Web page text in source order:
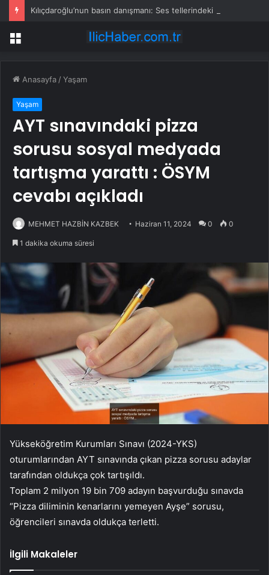
Menü
Anasayfa /Yaşam
Yaşam
AYT sınavındaki pizza
sorusu sosyal medyada
tartışma yarattı : ÖSYM
cevabı açıkladı
MEHMET HAZBİN KAZBEK Haziran 11, 2024 0 0
1 dakika okuma süresi
Yükseköğretim Kurumları Sınavı (2024-YKS)
oturumlarından AYT sınavında çıkan pizza sorusu adaylar
tarafından oldukça çok tartışıldı.
Toplam 2 milyon 19 bin 709 adayın başvurduğu sınavda
“Pizza diliminin kenarlarını yemeyen Ayşe” sorusu,
öğrencileri sınavda oldukça terletti.
İlgili Makaleler